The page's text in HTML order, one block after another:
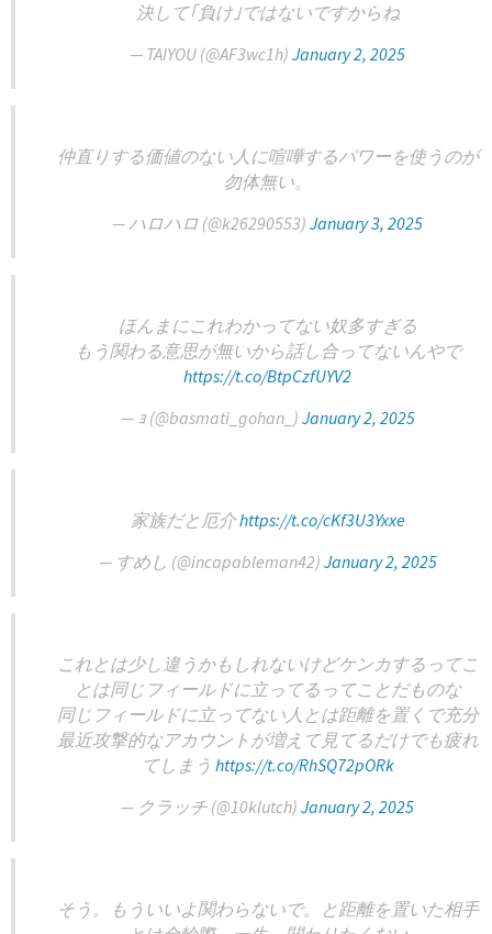
決して｢負け｣ではないですからね
— TAIYOU (@AF3wc1h) January 2, 2025
仲直りする価値のない人に喧嘩するパワーを使うのが
勿体無い。
— ハロハロ (@k26290553) January 3, 2025
ほんまにこれわかってない奴多すぎる
もう関わる意思が無いから話し合ってないんやで
https://t.co/BtpCzfUYV2
— ｮ (@basmati_gohan_) January 2, 2025
家族だと厄介https://t.co/cKf3U3Yxxe
— すめし (@incapableman42) January 2, 2025
これとは少し違うかもしれないけどケンカするってこ
とは同じフィールドに立ってるってことだものな
同じフィールドに立ってない人とは距離を置くで充分
最近攻撃的なアカウントが増えて見てるだけでも疲れ
てしまう https://t.co/RhSQ72pORk
— クラッチ (@10klutch) January 2, 2025
そう。もういいよ関わらないで。と距離を置いた相手